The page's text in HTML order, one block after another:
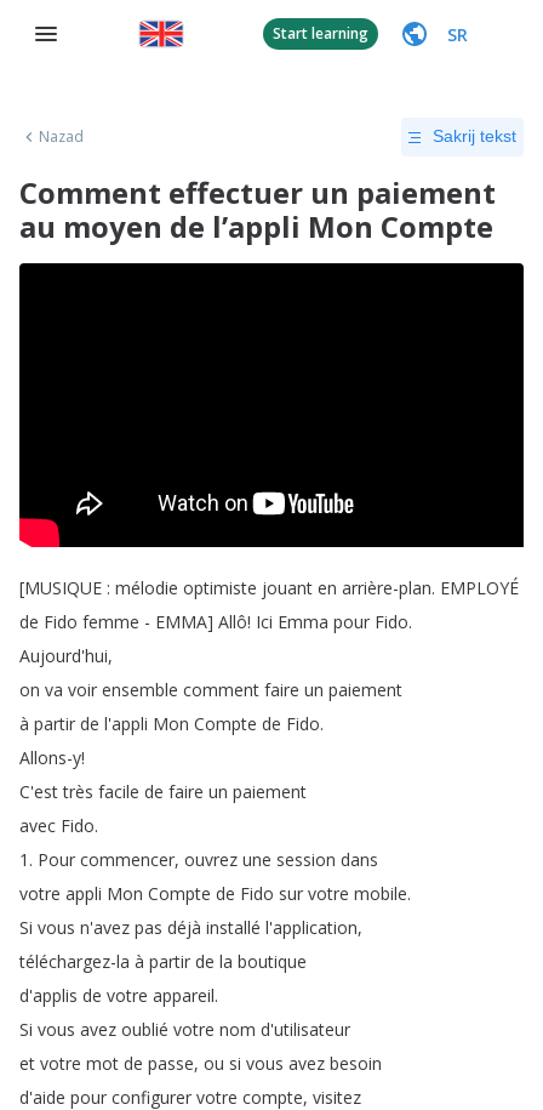
Start learning SR
Nazad Sakrij tekst
Comment effectuer un paiement
au moyen de l’appli Mon Compte
[MUSIQUE : mélodie optimiste jouant en arrière-plan. EMPLOYÉ
de Fido femme - EMMA] Allô! Ici Emma pour Fido.
Aujourd'hui,
on va voir ensemble comment faire un paiement
à partir de l'appli Mon Compte de Fido.
Allons-y!
C'est très facile de faire un paiement
avec Fido.
1. Pour commencer, ouvrez une session dans
votre appli Mon Compte de Fido sur votre mobile.
Si vous n'avez pas déjà installé l'application,
téléchargez-la à partir de la boutique
d'applis de votre appareil.
Si vous avez oublié votre nom d'utilisateur
et votre mot de passe, ou si vous avez besoin
d'aide pour configurer votre compte, visitez